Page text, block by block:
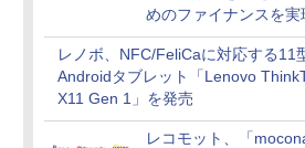
めのファイナンスを実
業務設計とマインドセ
革
レノボ、NFC/FeliCaに対応する11
Androidタブレット「Lenovo
X11 Gen 1」を発売
レコモット、「